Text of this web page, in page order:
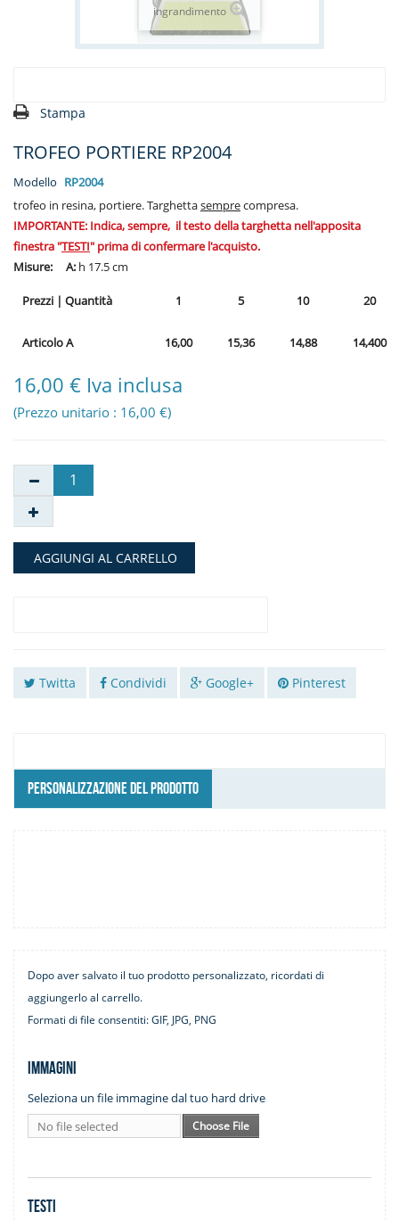
ingrandimento
Stampa
TROFEO PORTIERE RP2004
Modello RP2004
trofeo in resina, portiere. Targhettasemprecompresa.
IMPORTANTE: Indica, sempre, il testo della targhetta nell'apposita
finestra "TESTI" prima di confermare l'acquisto.
Misure: A: h 17.5 cm
Prezzi | Quantità 1 5 10 20
Articolo A 16,00 15,36 14,88 14,400
16,00 € Iva inclusa
(Prezzo unitario : 16,00 €)
AGGIUNGI AL CARRELLO
Twitta Condividi Google+ Pinterest
PERSONALIZZAZIONE DEL PRODOTTO
Dopo aver salvato il tuo prodotto personalizzato, ricordati di
aggiungerlo al carrello.
Formati di file consentiti: GIF, JPG, PNG
Immagini
Seleziona un file immagine dal tuo hard drive
No file selected
Choose File
Testi